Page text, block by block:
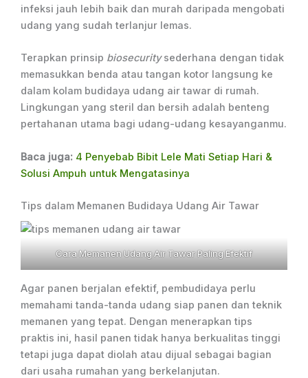
infeksi jauh lebih baik dan murah daripada mengobati
udang yang sudah terlanjur lemas.
Terapkan prinsip biosecuritysederhana dengan tidak
memasukkan benda atau tangan kotor langsung ke
dalam kolam budidaya udang air tawar di rumah.
Lingkungan yang steril dan bersih adalah benteng
pertahanan utama bagi udang-udang kesayanganmu.
Baca juga: 4 Penyebab Bibit Lele Mati Setiap Hari &
Solusi Ampuh untuk Mengatasinya
Tips dalam Memanen Budidaya Udang Air Tawar
Cara Memanen Udang Air Tawar Paling Efektif
Agar panen berjalan efektif, pembudidaya perlu
memahami tanda-tanda udang siap panen dan teknik
memanen yang tepat. Dengan menerapkan tips
praktis ini, hasil panen tidak hanya berkualitas tinggi
tetapi juga dapat diolah atau dijual sebagai bagian
dari usaha rumahan yang berkelanjutan.